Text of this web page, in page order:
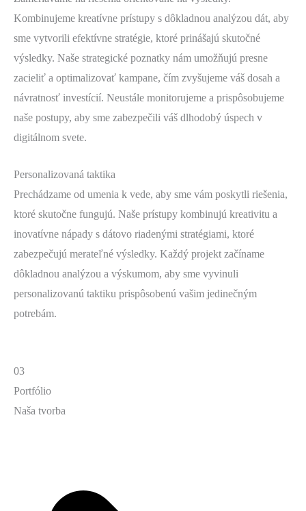
Kombinujeme kreatívne prístupy s dôkladnou analýzou dát, aby
sme vytvorili efektívne stratégie, ktoré prinášajú skutočné
výsledky. Naše strategické poznatky nám umožňujú presne
zacieliť a optimalizovať kampane, čím zvyšujeme váš dosah a
návratnosť investícií. Neustále monitorujeme a prispôsobujeme
naše postupy, aby sme zabezpečili váš dlhodobý úspech v
digitálnom svete.
Personalizovaná taktika
Prechádzame od umenia k vede, aby sme vám poskytli riešenia,
ktoré skutočne fungujú. Naše prístupy kombinujú kreativitu a
inovatívne nápady s dátovo riadenými stratégiami, ktoré
zabezpečujú merateľné výsledky. Každý projekt začíname
dôkladnou analýzou a výskumom, aby sme vyvinuli
personalizovanú taktiku prispôsobenú vašim jedinečným
potrebám.
03
Portfólio
Naša tvorba